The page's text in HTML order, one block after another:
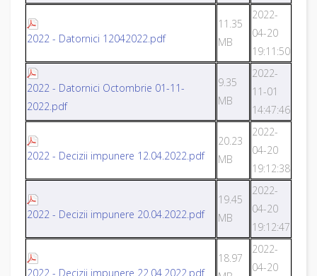
2022 - Datornici 12042022.pdf
11.35
MB
2022-
04-20
19:11:50
2022 - Datornici Octombrie 01-11-
2022.pdf
9.35
MB
2022-
11-01
14:47:46
2022 - Decizii impunere 12.04.2022.pdf
20.23
MB
2022-
04-20
19:12:38
2022 - Decizii impunere 20.04.2022.pdf
19.45
MB
2022-
04-20
19:12:47
2022 - Decizii impunere 22.04.2022.pdf
18.97
2022-
04-20